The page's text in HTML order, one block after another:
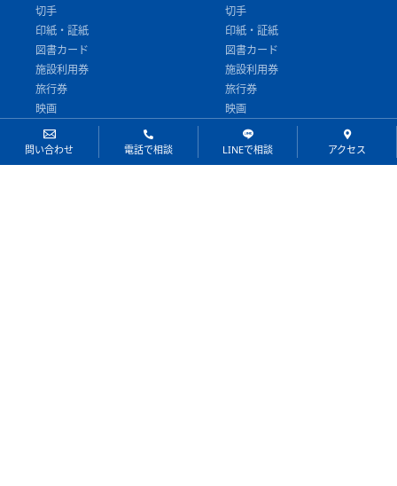
問い合わせ 電話で相談 LINEで相談 アクセス
切手
印紙・証紙
図書カード
施設利用券
旅行券
映画
百貨店商品券
航空会社株主券
飲食・レストラン
切手
印紙・証紙
図書カード
施設利用券
旅行券
映画
百貨店商品券
航空会社株主券
飲食・レストラン